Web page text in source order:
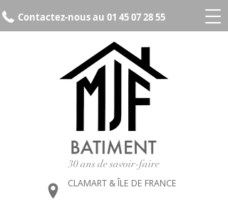
Contactez-nous au 01 45 07 28 55
30 ans de savoir-faire
CLAMART & ÎLE DE FRANCE